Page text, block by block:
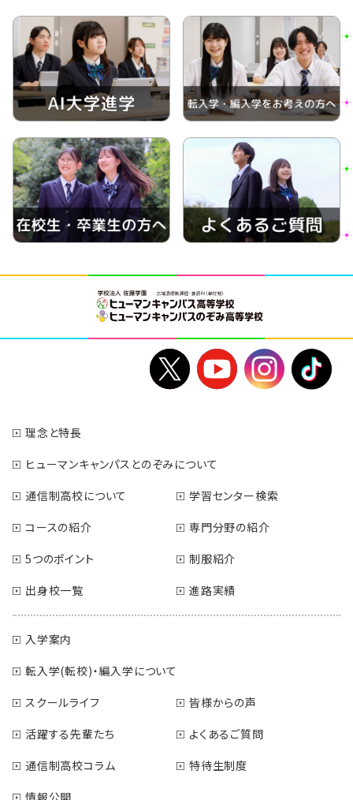
理念と特長
ヒューマンキャンパスとのぞみについて
通信制高校について
学習センター検索
コースの紹介
専門分野の紹介
5つのポイント
制服紹介
出身校一覧
進路実績
入学案内
転入学(転校)・編入学について
スクールライフ
皆様からの声
活躍する先輩たち
よくあるご質問
通信制高校コラム
特待生制度
情報公開